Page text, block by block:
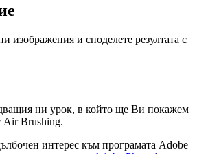
изображения и споделете резултата с
ни урок, в който ще Ви покажем
Air Brushing.
интерес към програмата Adobe